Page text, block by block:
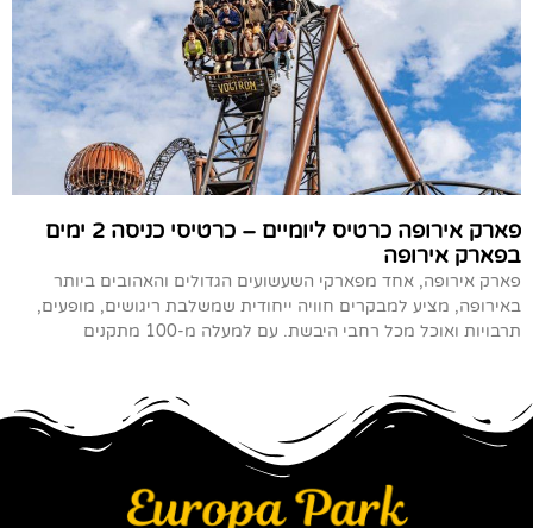
פארק אירופה כרטיס ליומיים – כרטיסי כניסה 2 ימים
בפארק אירופה
פארק אירופה, אחד מפארקי השעשועים הגדולים והאהובים ביותר
באירופה, מציע למבקרים חוויה ייחודית שמשלבת ריגושים, מופעים,
תרבויות ואוכל מכל רחבי היבשת. עם למעלה מ-100 מתקנים